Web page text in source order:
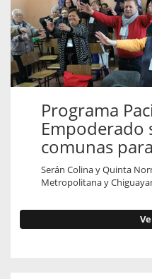
Programa
Empoderado
comunas
Serán Colina y Quinta
Metropolitana y